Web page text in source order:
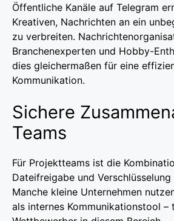
Öffentliche Kanäle auf Telegram
Kreativen, Nachrichten an ein
zu verbreiten.
Branchenexperten und Hobby-
dies gleichermaßen für eine
Kommunikation.
Sichere
Teams
Für Projektteams ist die
Dateifreigabe und
Manche kleine Unternehmen
als internes Kommunikationstool